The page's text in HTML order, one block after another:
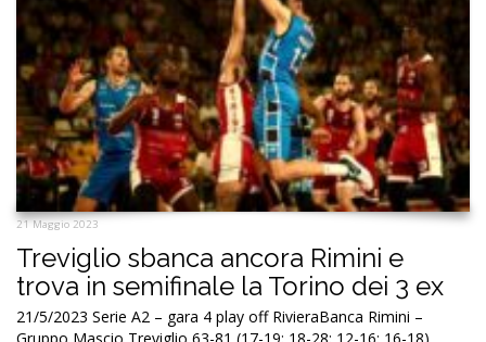
21 Maggio 2023
Treviglio sbanca ancora Rimini e
trova in semifinale la Torino dei 3 ex
21/5/2023 Serie A2 – gara 4 play off RivieraBanca Rimini –
Gruppo Mascio Treviglio 63-81 (17-19; 18-28; 12-16; 16-18)